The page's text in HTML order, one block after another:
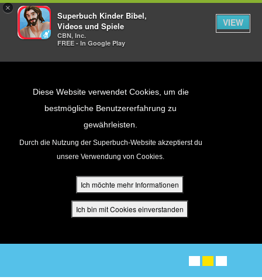
×
Superbuch Kinder Bibel,
Videos und Spiele
CBN, Inc.
FREE - In Google Play
VIEW
Diese Website verwendet Cookies, um die
bestmögliche Benutzererfahrung zu
gewährleisten.
Durch die Nutzung der Superbuch-Website akzeptierst du
unsere Verwendung von Cookies.
Ich möchte mehr Informationen
Ich bin mit Cookies einverstanden
The FREE Superbook Bible